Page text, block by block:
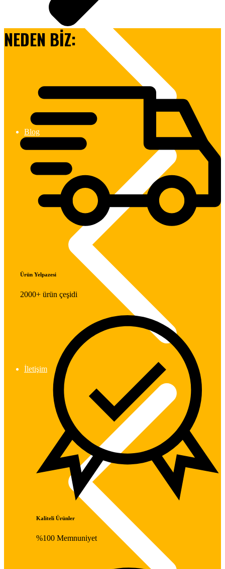
Blog
İletişim
NEDEN BİZ:
Ürün Yelpazesi
2000+ ürün çeşidi
Kaliteli Ürünler
%100 Memnuniyet